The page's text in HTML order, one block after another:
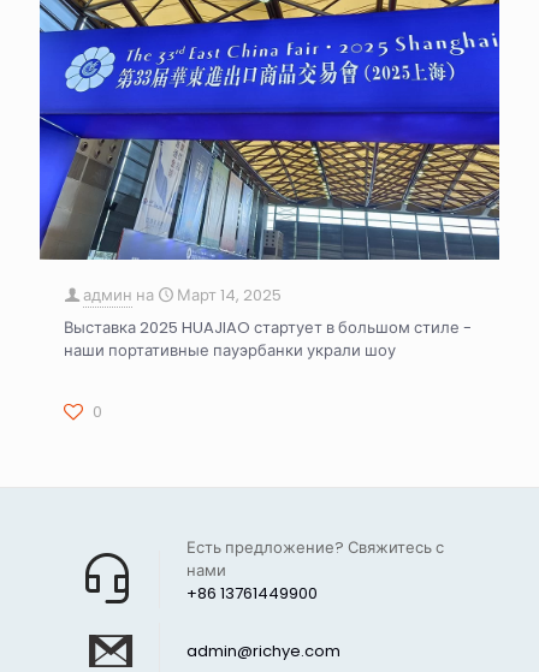
админ на
Март 14, 2025
Выставка 2025 HUAJIAO стартует в большом стиле -
наши портативные пауэрбанки украли шоу
0
+86 13761449900
Есть предложение? Свяжитесь с
нами
admin@richye.com